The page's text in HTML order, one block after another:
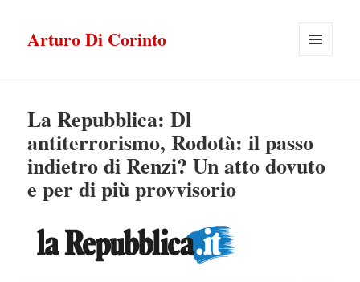
Arturo Di Corinto
La Repubblica: Dl
antiterrorismo, Rodotà: il passo
indietro di Renzi? Un atto dovuto
e per di più provvisorio